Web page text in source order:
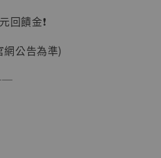
6系列可動蒐藏人偶 讓
回饋金❗️
網公告為準)